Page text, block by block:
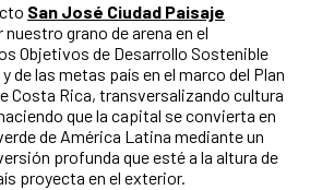
San José Ciudad Paisaje
grano de arena en el
Objetivos de Desarrollo Sostenible
de las metas país en el marco del Plan
Costa Rica, transversalizando cultura
que la capital se convierta en
de América Latina mediante un
profunda que esté a la altura de
proyecta en el exterior.